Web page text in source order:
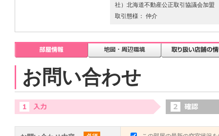
社）北海道不動産公正取引協議会加盟
取引態様： 仲介
お問い合わせ